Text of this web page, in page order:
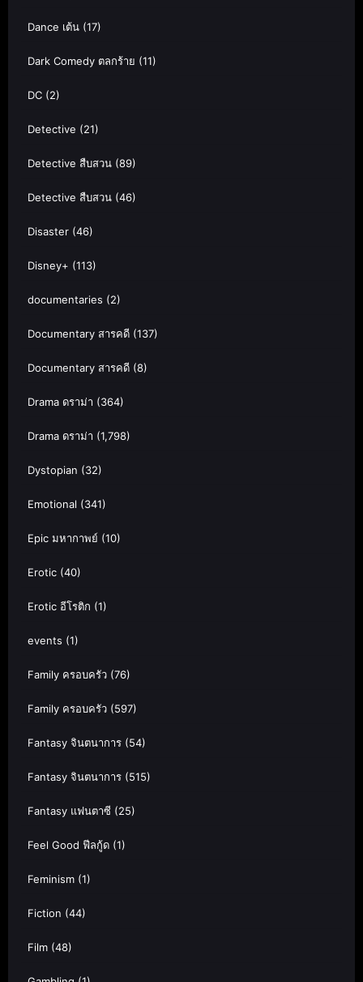
Dance เต้น (17)
Dark Comedy ตลกร้าย (11)
DC (2)
Detective (21)
Detective สืบสวน (89)
Detective สืบสวน (46)
Disaster (46)
Disney+ (113)
documentaries (2)
Documentary สารคดี (137)
Documentary สารคดี (8)
Drama ดราม่า (364)
Drama ดราม่า (1,798)
Dystopian (32)
Emotional (341)
Epic มหากาพย์ (10)
Erotic (40)
Erotic อีโรติก (1)
events (1)
Family ครอบครัว (76)
Family ครอบครัว (597)
Fantasy จินตนาการ (54)
Fantasy จินตนาการ (515)
Fantasy แฟนตาซี (25)
Feel Good ฟีลกู้ด (1)
Feminism (1)
Fiction (44)
Film (48)